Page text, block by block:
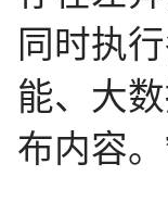
同时执
能、大
布内容。